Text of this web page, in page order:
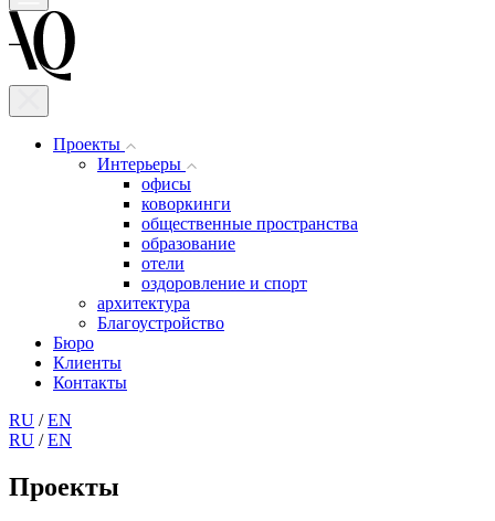
Проекты
Интерьеры
офисы
коворкинги
общественные пространства
образование
отели
оздоровление и спорт
архитектура
Благоустройство
Бюро
Клиенты
Контакты
RU / EN
RU / EN
Проекты